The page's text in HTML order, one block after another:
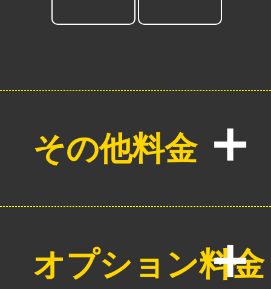
その他料金
オプション料金